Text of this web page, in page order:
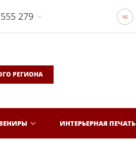
279
РЕГИОНА
ИНТЕРЬЕРНАЯ ПЕЧАТЬ